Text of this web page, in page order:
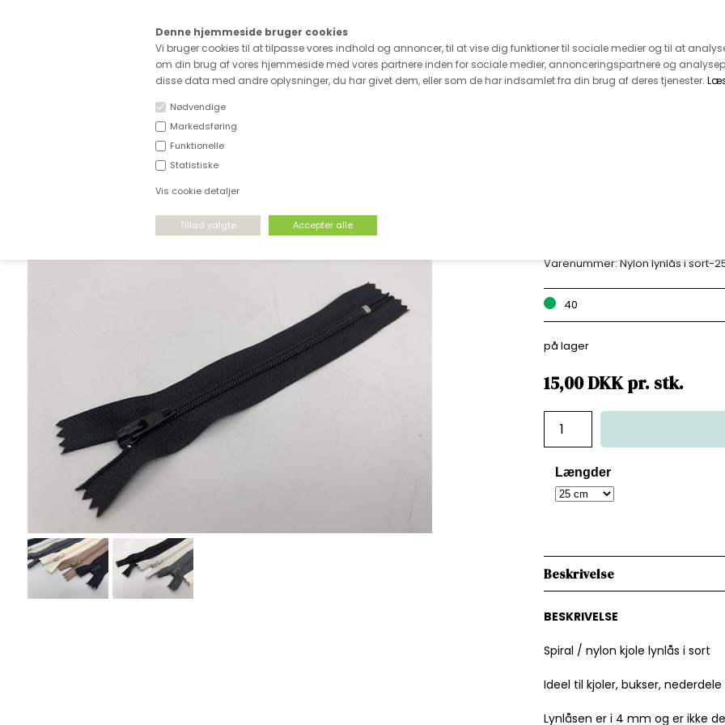
Denne hjemmeside bruger cookies
Vi bruger cookies til at tilpasse vores indhold og annoncer, til at vise dig funktioner til sociale medier og til at
om din brug af vores hjemmeside med vores partnere inden for sociale medier, annonceringspartnere og
disse data med andre oplysninger, du har givet dem, eller som de har indsamlet fra din brug af deres tjenester.
Nødvendige
Markedsføring
Funktionelle
Statistiske
Vis cookie detaljer
Fri fragt ved køb for over 600.-
DEADSTOCK
Varenummer:Nylon lynlås i sort-
40
på lager
15,00DKKpr. stk.
Længder
Beskrivelse
BESKRIVELSE
Spiral / nylon kjole lynlås i sort
Ideel til kjoler, bukser, nederdele
Lynlåsen er i 4 mm og er ikke